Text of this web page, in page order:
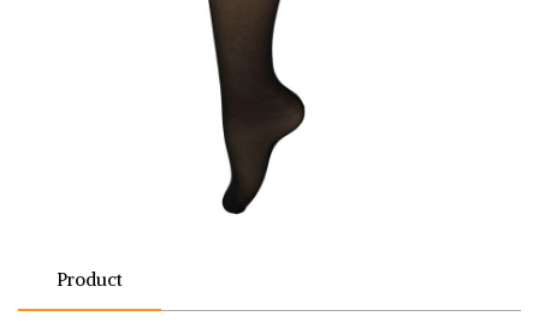
Product